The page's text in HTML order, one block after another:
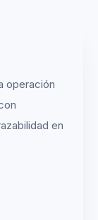
operación
en